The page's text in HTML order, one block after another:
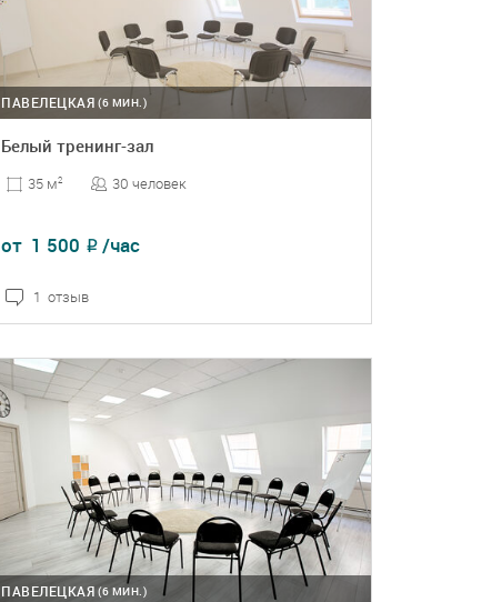
(6 МИН.)
ПАВЕЛЕЦКАЯ
Белый тренинг-зал
35 м2 30 человек
от 1 500 ₽ /час
1 отзыв
(6 МИН.)
ПАВЕЛЕЦКАЯ